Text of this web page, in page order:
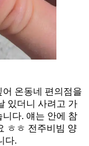
온동네 편의점을
있더니 사려고 가
다. 얘는 안에 참
ㅎㅎ 전주비빔 양
다.